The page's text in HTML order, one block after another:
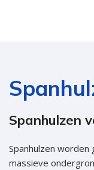
Spanhulzen
Spanhulzen
massieve